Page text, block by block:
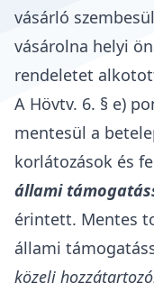
vásárló
vásárolna helyi
rendeletet
A Hövtv. 6. § e)
mentesül a
korlátozások és
állami
érintett. Mentes
állami
közeli